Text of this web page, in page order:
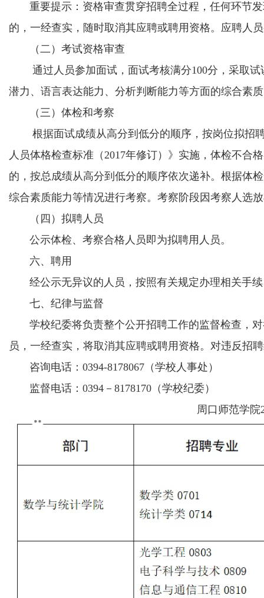
重要提示：资格审查贯穿招聘全过程，任何环节发
的，一经查实，随时取消其应聘或聘用资格。应聘人
（二）考试资格审查
通过人员参加面试，面试考核满分100分，采取试
潜力、语言表达能力、分析判断能力等方面的综合素
（三）体检和考察
根据面试成绩从高分到低分的顺序，按岗位拟招聘
人员体格检查标准（2017年修订）》实施，体检不合
的，按总成绩从高分到低分的顺序依次递补。根据体
综合素质能力等情况进行考察。考察阶段因考察人选
（四）拟聘人员
公示体检、考察合格人员即为拟聘用人员。
六、聘用
经公示无异议的人员，按照有关规定办理相关手续
七、纪律与监督
学校纪委将负责整个公开招聘工作的监督检查，对
员，一经查实，将取消其应聘或聘用资格。对违反招
咨询电话：0394-8178067（学校人事处）
监督电话：0394－8178170（学校纪委）
周口师范学院